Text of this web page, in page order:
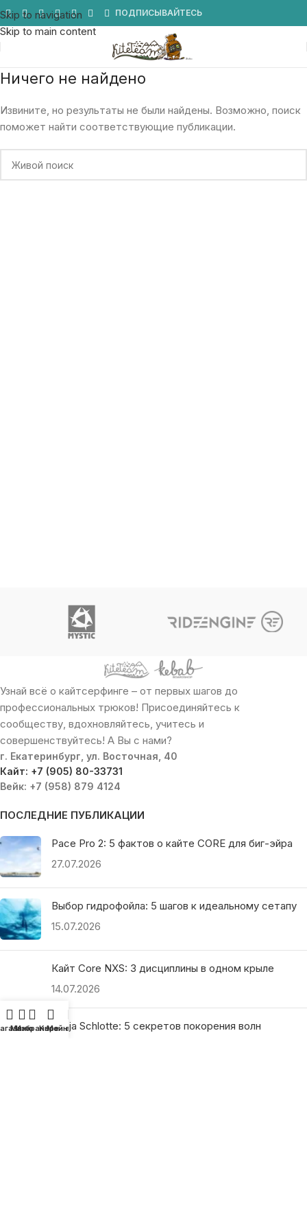
Skip to navigation
Skip to main content
ПОДПИСЫВАЙТЕСЬ
Ничего не найдено
Извините, но результаты не были найдены. Возможно, поиск
поможет найти соответствующие публикации.
Узнай всё о кайтсерфинге – от первых шагов до
профессиональных трюков! Присоединяйтесь к
сообществу, вдохновляйтесь, учитесь и
совершенствуйтесь! А Вы с нами?
г. Екатеринбург, ул. Восточная, 40
Кайт: +7 (905) 80-33731
Вейк: +7 (958) 879 4124
ПОСЛЕДНИЕ ПУБЛИКАЦИИ
Pace Pro 2: 5 фактов о кайте CORE для биг-эйра
27.07.2026
Выбор гидрофойла: 5 шагов к идеальному сетапу
15.07.2026
Кайт Core NXS: 3 дисциплины в одном крыле
14.07.2026
Ranja Schlotte: 5 секретов покорения волн
Меню
Избранное
Корзина
Мой аккаунт